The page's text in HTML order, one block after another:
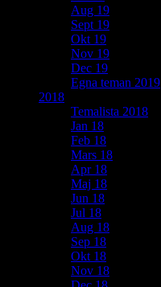
Aug 19
Sept 19
Okt 19
Nov 19
Dec 19
Egna teman 2019
2018
Temalista 2018
Jan 18
Feb 18
Mars 18
Apr 18
Maj 18
Jun 18
Jul 18
Aug 18
Sep 18
Okt 18
Nov 18